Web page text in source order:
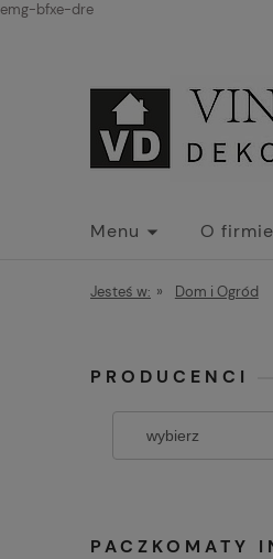
emg-bfxe-dre
Menu O firmie
Jesteś w: » Dom i Ogród
PRODUCENCI
PACZKOMATY